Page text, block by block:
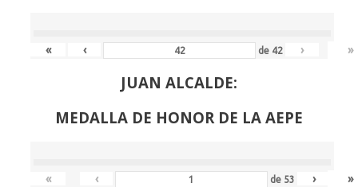
« ‹ de 42 › »
JUAN ALCALDE:
MEDALLA DE HONOR DE LA AEPE
« ‹ de 53 › »